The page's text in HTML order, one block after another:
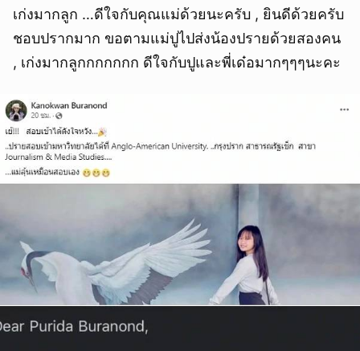
เก่งมากลูก …ดีใจกับคุณแม่ด้วยนะครับ , ยินดีด้วยครับ
ชอบปรากมาก ขอตามแม่ปูไปส่งน้องปรายด้วยสองคน
, เก่งมากลูกกกกกกก ดีใจกับปูและพี่เด๋อมากๆๆๆนะคะ